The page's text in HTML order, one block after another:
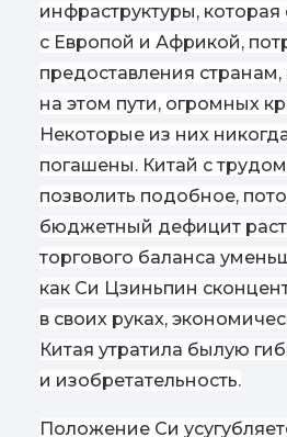
инфраструктуры, которая
с Европой и Африкой,
предоставления
на этом пути, огромных
Некоторые из них
погашены. Китай с
позволить подобное,
бюджетный дефицит
торгового баланса
как Си Цзиньпин
в своих руках,
Китая утратила былую
и изобретательность.
Положение Си